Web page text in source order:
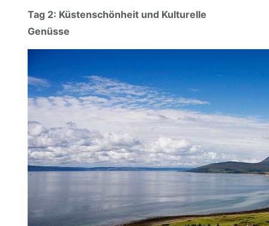
Tag 2: Küstenschönheit und Kulturelle
Genüsse